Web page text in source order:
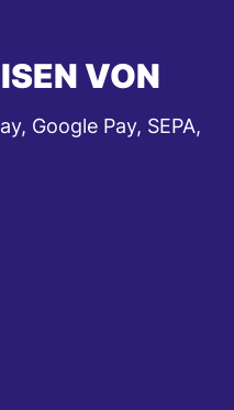
VON
Google Pay, SEPA,